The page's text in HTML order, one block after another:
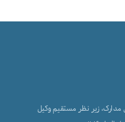
مدارک، زیر نظر مستقیم وکیل